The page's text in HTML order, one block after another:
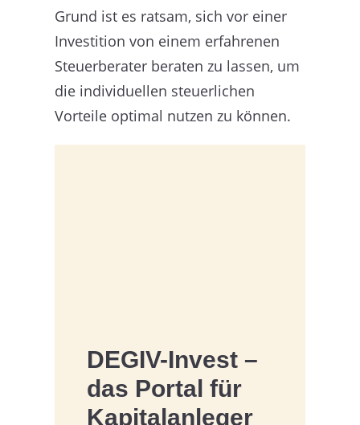
Grund ist es ratsam, sich vor einer
Investition von einem erfahrenen
Steuerberater beraten zu lassen, um
die individuellen steuerlichen
Vorteile optimal nutzen zu können.
DEGIV-Invest –
das Portal für
Kapitalanleger